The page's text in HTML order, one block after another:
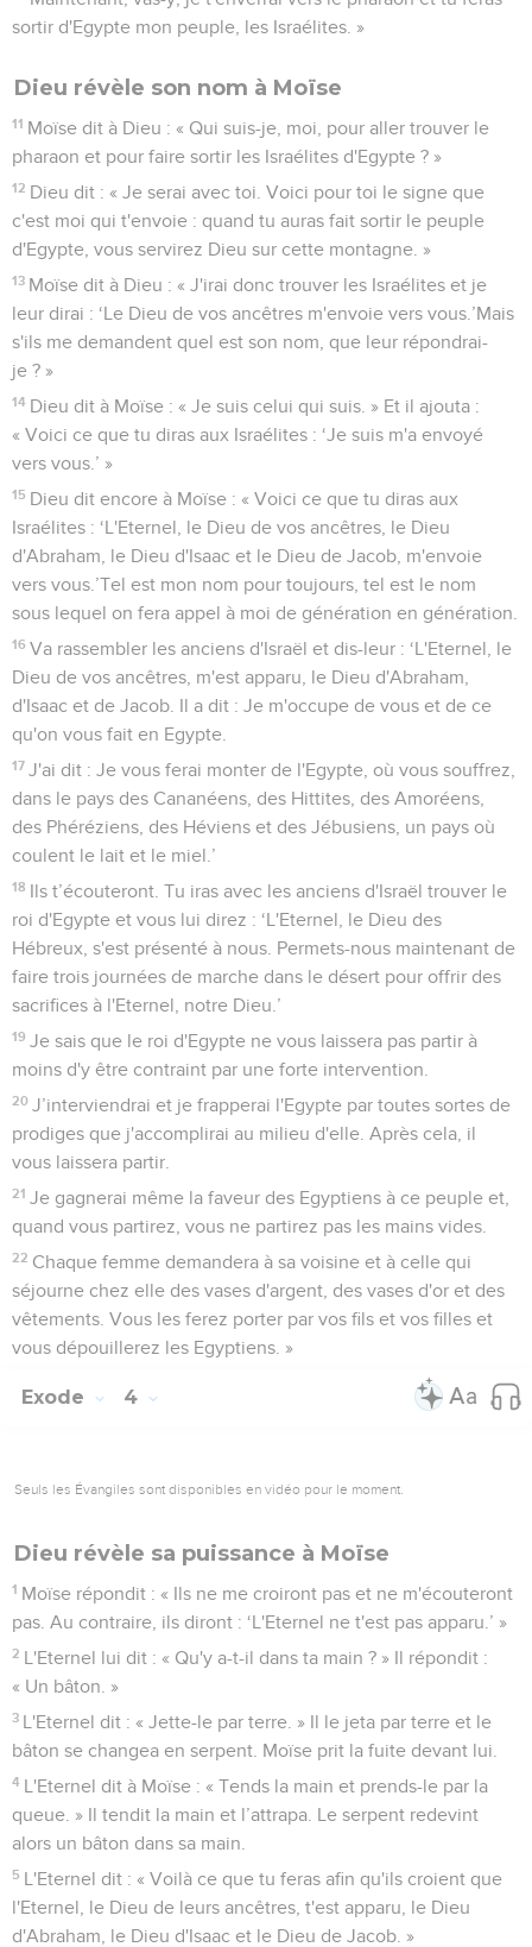
sortir d'Egypte mon peuple, les Israélites. »
Dieu révèle son nom à Moïse
11 Moïse dit à Dieu : « Qui suis-je, moi, pour aller trouver le
pharaon et pour faire sortir les Israélites d'Egypte ? »
12 Dieu dit : « Je serai avec toi. Voici pour toi le signe que
c'est moi qui t'envoie : quand tu auras fait sortir le peuple
d'Egypte, vous servirez Dieu sur cette montagne. »
13 Moïse dit à Dieu : « J'irai donc trouver les Israélites et je
leur dirai : ‘Le Dieu de vos ancêtres m'envoie vers vous.’Mais
s'ils me demandent quel est son nom, que leur répondrai-
je ? »
14 Dieu dit à Moïse : « Je suis celui qui suis. » Et il ajouta :
« Voici ce que tu diras aux Israélites : ‘Je suis m'a envoyé
vers vous.’ »
15 Dieu dit encore à Moïse : « Voici ce que tu diras aux
Israélites : ‘L'Eternel, le Dieu de vos ancêtres, le Dieu
d'Abraham, le Dieu d'Isaac et le Dieu de Jacob, m'envoie
vers vous.’Tel est mon nom pour toujours, tel est le nom
sous lequel on fera appel à moi de génération en génération.
16 Va rassembler les anciens d'Israël et dis-leur : ‘L'Eternel, le
Dieu de vos ancêtres, m'est apparu, le Dieu d'Abraham,
d'Isaac et de Jacob. Il a dit : Je m'occupe de vous et de ce
qu'on vous fait en Egypte.
17 J'ai dit : Je vous ferai monter de l'Egypte, où vous souffrez,
dans le pays des Cananéens, des Hittites, des Amoréens,
des Phéréziens, des Héviens et des Jébusiens, un pays où
coulent le lait et le miel.’
18 Ils t’écouteront. Tu iras avec les anciens d'Israël trouver le
roi d'Egypte et vous lui direz : ‘L'Eternel, le Dieu des
Hébreux, s'est présenté à nous. Permets-nous maintenant de
faire trois journées de marche dans le désert pour offrir des
sacrifices à l'Eternel, notre Dieu.’
19 Je sais que le roi d'Egypte ne vous laissera pas partir à
moins d'y être contraint par une forte intervention.
20 J’interviendrai et je frapperai l'Egypte par toutes sortes de
prodiges que j'accomplirai au milieu d'elle. Après cela, il
vous laissera partir.
21 Je gagnerai même la faveur des Egyptiens à ce peuple et,
quand vous partirez, vous ne partirez pas les mains vides.
22 Chaque femme demandera à sa voisine et à celle qui
séjourne chez elle des vases d'argent, des vases d'or et des
vêtements. Vous les ferez porter par vos fils et vos filles et
vous dépouillerez les Egyptiens. »
Exode 4
Seuls les Évangiles sont disponibles en vidéo pour le moment.
Dieu révèle sa puissance à Moïse
1 Moïse répondit : « Ils ne me croiront pas et ne m'écouteront
pas. Au contraire, ils diront : ‘L'Eternel ne t'est pas apparu.’ »
2 L'Eternel lui dit : « Qu'y a-t-il dans ta main ? » Il répondit :
« Un bâton. »
3 L'Eternel dit : « Jette-le par terre. » Il le jeta par terre et le
bâton se changea en serpent. Moïse prit la fuite devant lui.
4 L'Eternel dit à Moïse : « Tends la main et prends-le par la
queue. » Il tendit la main et l’attrapa. Le serpent redevint
alors un bâton dans sa main.
5 L'Eternel dit : « Voilà ce que tu feras afin qu'ils croient que
l'Eternel, le Dieu de leurs ancêtres, t'est apparu, le Dieu
d'Abraham, le Dieu d'Isaac et le Dieu de Jacob. »